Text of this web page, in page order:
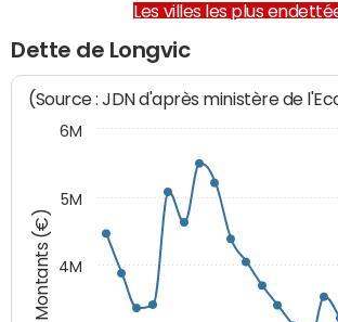
Les villes les plus
Dette de Longvic
Montants (€)
(Source : JDN d'après ministère de
4M
5M
6M